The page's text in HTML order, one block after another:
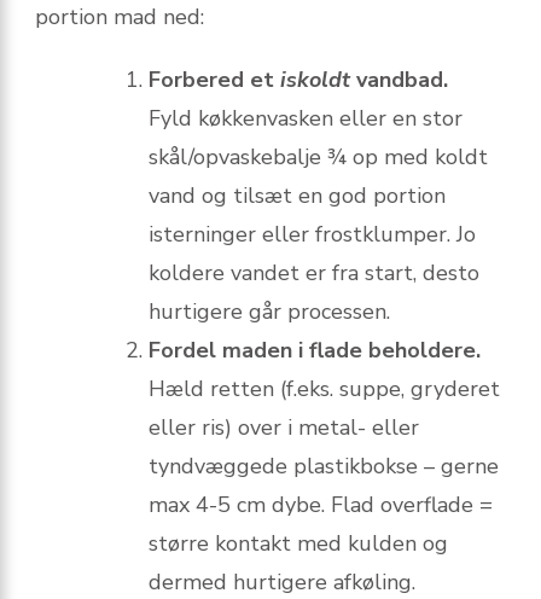
portion mad ned:
Forbered et iskoldtvandbad.
Fyld køkkenvasken eller en stor
skål/opvaskebalje ¾ op med koldt
vand og tilsæt en god portion
isterninger eller frostklumper. Jo
koldere vandet er fra start, desto
hurtigere går processen.
Fordel maden i flade beholdere.
Hæld retten (f.eks. suppe, gryderet
eller ris) over i metal- eller
tyndvæggede plastikbokse – gerne
max 4-5 cm dybe. Flad overflade =
større kontakt med kulden og
dermed hurtigere afkøling.